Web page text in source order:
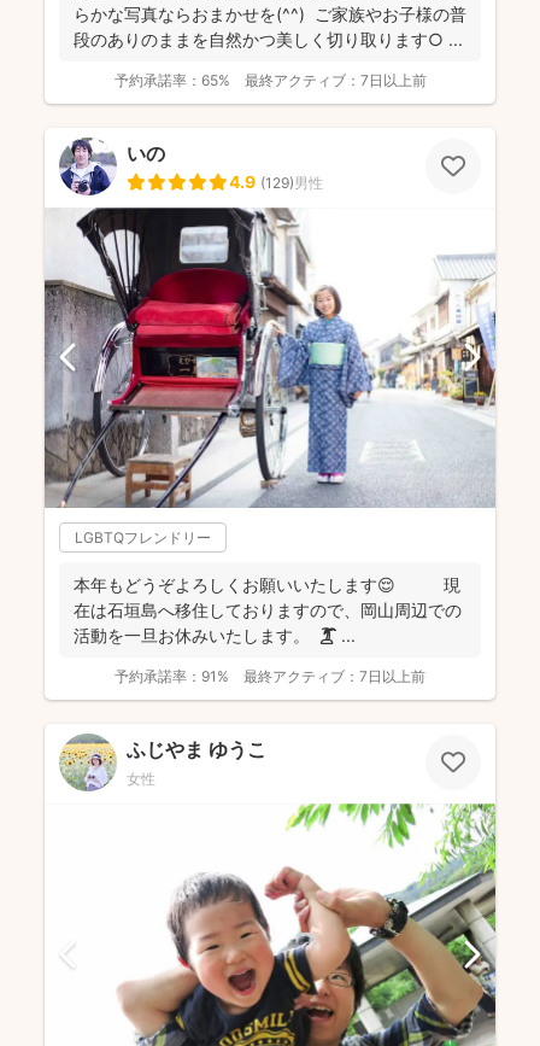
らかな写真ならおまかせを(^^) ご家族やお子様の普
段のありのままを自然かつ美しく切り取ります○ ...
予約承諾率： 65% 最終アクティブ： 7日以上前
いの
4.9 (129)男性
LGBTQフレンドリー
本年もどうぞよろしくお願いいたします😌 現
在は石垣島へ移住しておりますので、岡山周辺での
活動を一旦お休みいたします。 🏝️ ...
予約承諾率： 91% 最終アクティブ： 7日以上前
ふじやま ゆうこ
女性